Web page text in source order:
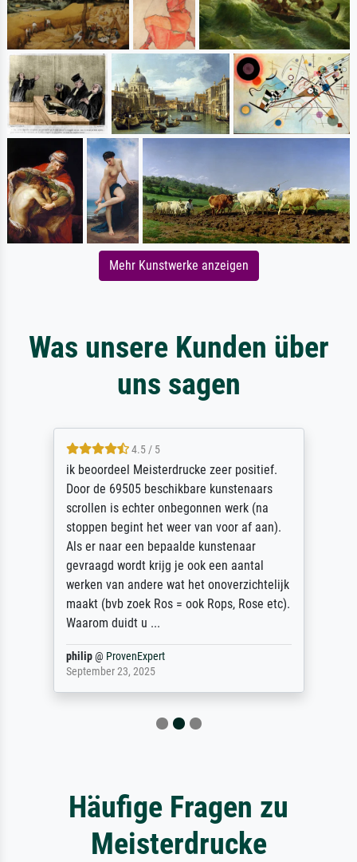
Mehr Kunstwerke anzeigen
Was unsere Kunden über
uns sagen
4.5 / 5
ik beoordeel Meisterdrucke zeer positief.
Door de 69505 beschikbare kunstenaars
scrollen is echter onbegonnen werk (na
stoppen begint het weer van voor af aan).
Als er naar een bepaalde kunstenaar
gevraagd wordt krijg je ook een aantal
werken van andere wat het onoverzichtelijk
maakt (bvb zoek Ros = ook Rops, Rose etc).
Waarom duidt u ...
philip@ ProvenExpert
September 23, 2025
Häufige Fragen zu
Meisterdrucke